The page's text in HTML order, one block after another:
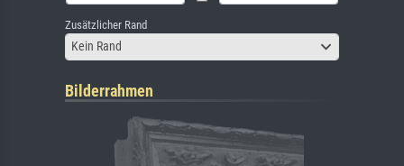
Zusätzlicher Rand
Kein Rand
Bilderrahmen